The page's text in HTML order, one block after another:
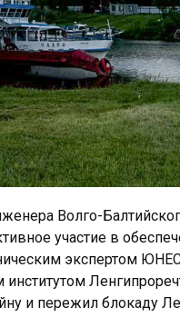
Волго-
участие в
экспертом
и пережил блокаду